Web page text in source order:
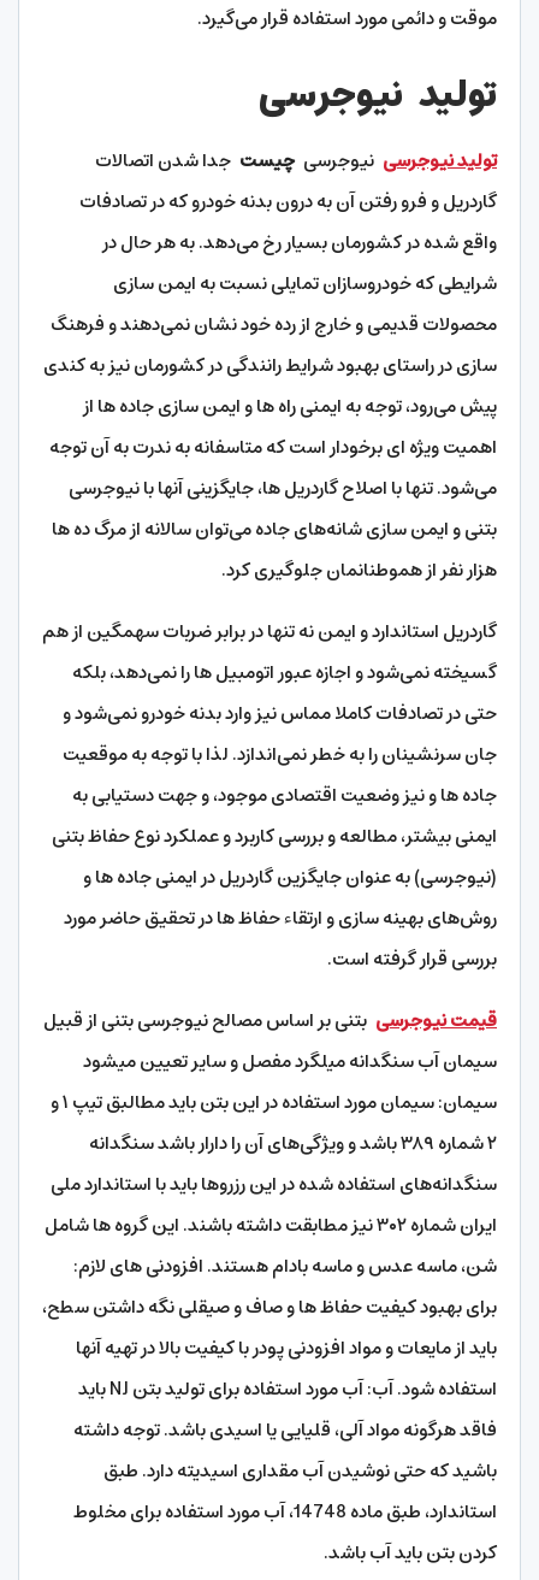
موقت و دائمی مورد استفاده قرار می‌گیرد.
تولید نیوجرسی
تولید نیوجرسی نیوجرسیچیست جدا شدن اتصالات
گاردریل و فرو رفتن آن به درون بدنه خودرو که در تصادفات
واقع شده در کشورمان بسیار رخ می‌دهد. به هر حال در
شرایطی که خودروسازان تمایلی نسبت به ایمن سازی
محصولات قدیمی و خارج از رده خود نشان نمی‌دهند و فرهنگ
سازی در راستای بهبود شرایط رانندگی در کشورمان نیز به کندی
پیش می‌رود، توجه به ایمنی راه ها و ایمن سازی جاده ها از
اهمیت ویژه ای برخودار است که متاسفانه به ندرت به آن توجه
می‌شود. تنها با اصلاح گاردریل ها، جایگزینی آنها با نیوجرسی
بتنی و ایمن سازی شانه‌‌‌‌های جاده می‌توان سالانه از مرگ ده ها
هزار نفر از هموطنانمان جلوگیری کرد.
گاردریل استاندارد و ایمن نه تنها در برابر ضربات سهمگین از هم
گسیخته نمی‌شود و اجازه عبور اتومبیل ها را نمی‌دهد، بلکه
حتی در تصادفات کاملا مماس نیز وارد بدنه خودرو نمی‌شود و
جان سرنشینان را به خطر نمی‌اندازد. لذا با توجه به موقعیت
جاده ها و نیز وضعیت اقتصادی موجود، و جهت دستیابی به
ایمنی بیشتر، مطالعه و بررسی کاربرد و عملکرد نوع حفاظ بتنی
(نیوجرسی) به عنوان جایگزین گاردریل در ایمنی جاده ها و
روش‌‌‌‌های بهینه سازی و ارتقاء حفاظ ها در تحقیق حاضر مورد
بررسی قرار گرفته است.
قیمت نیوجرسی بتنی بر اساس مصالح نیوجرسی بتنی از قبیل
سیمان آب سنگدانه میلگرد مفصل و سایر تعیین میشود
سیمان: سیمان مورد استفاده در این بتن باید مطالبق تیپ ۱ و
۲ شماره ۳۸۹ باشد و ویژگی‌‌‌‌های آن را دارار باشد سنگدانه
سنگدانه‌‌‌‌های استفاده شده در این رزروها باید با استاندارد ملی
ایران شماره ۳۰۲ نیز مطابقت داشته باشند. این گروه ها شامل
شن، ماسه عدس و ماسه بادام هستند. افزودنی ‌‌‌‌‌های لازم:
برای بهبود کیفیت حفاظ ‌ها و صاف و صیقلی نگه داشتن سطح،
باید از مایعات و مواد افزودنی پودر با کیفیت بالا در تهیه آنها
استفاده شود. آب: آب مورد استفاده برای تولید بتن NJ باید
فاقد هرگونه مواد آلی، قلیایی یا اسیدی باشد. توجه داشته
باشید که حتی نوشیدن آب مقداری اسیدیته دارد. طبق
استاندارد، طبق ماده 14748، آب مورد استفاده برای مخلوط
کردن بتن باید آب باشد.